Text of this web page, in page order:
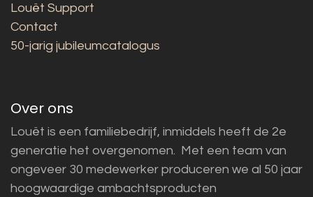
Louët Support
Contact
50-jarig jubileumcatalogus
Over ons
Louët is een familiebedrijf, inmiddels heeft de 2e
generatie het overgenomen. Met een team van
ongeveer 30 medewerker produceren we al 50 jaar
hoogwaardige ambachtsproducten